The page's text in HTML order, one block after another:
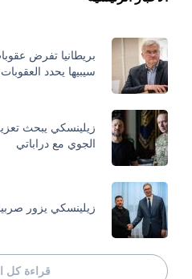
بريطانيا تفرض
سيبيها يحدد
زيلينسكي يبحث
الجوي مع دراباتي
زيلينسكي يزور
قراءة كل